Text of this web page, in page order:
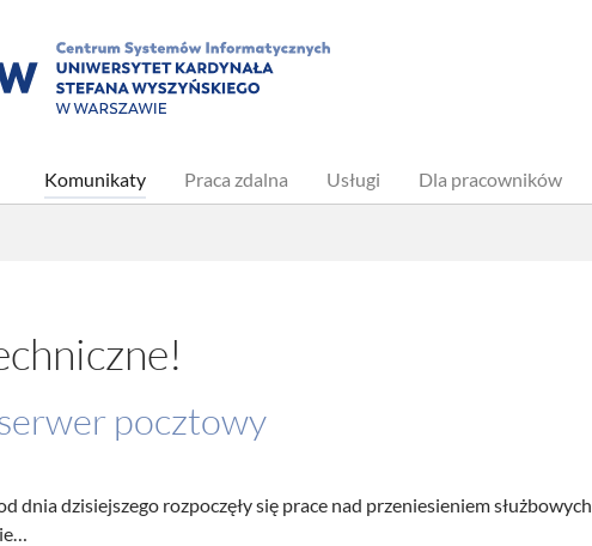
Komunikaty(current)Praca zdalna Usługi Dla pracowników
pocztowy
dnia dzisiejszego rozpoczęły się prace nad przeniesieniem służbowych